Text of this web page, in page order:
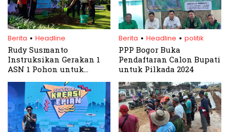
Berita . Headline
Rudy Susmanto
Instruksikan Gerakan 1
ASN 1 Pohon untuk
Bogor
Berita . Headline . politik
PPP Bogor Buka
Pendaftaran Calon Bupati
untuk Pilkada 2024